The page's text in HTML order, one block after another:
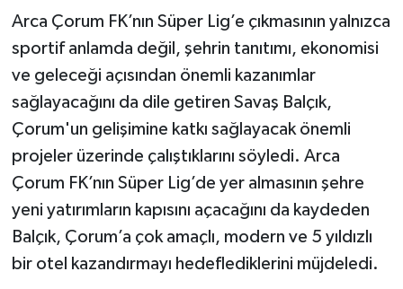
Arca Çorum FK’nın Süper Lig’e çıkmasının yalnızca
sportif anlamda değil, şehrin tanıtımı, ekonomisi
ve geleceği açısından önemli kazanımlar
sağlayacağını da dile getiren Savaş Balçık,
Çorum'un gelişimine katkı sağlayacak önemli
projeler üzerinde çalıştıklarını söyledi. Arca
Çorum FK’nın Süper Lig’de yer almasının şehre
yeni yatırımların kapısını açacağını da kaydeden
Balçık, Çorum’a çok amaçlı, modern ve 5 yıldızlı
bir otel kazandırmayı hedeflediklerini müjdeledi.